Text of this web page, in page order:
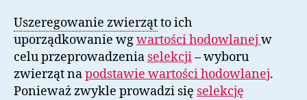
Uszeregowanie zwierzątto ich
uporządkowanie wgwartości hodowlanej w
celu przeprowadzenia selekcji– wyboru
zwierząt napodstawie wartości hodowlanej.
Ponieważ zwykle prowadzi się selekcję